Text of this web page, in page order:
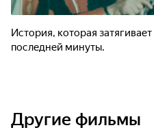
История, которая
последней минуты.
Другие фильмы